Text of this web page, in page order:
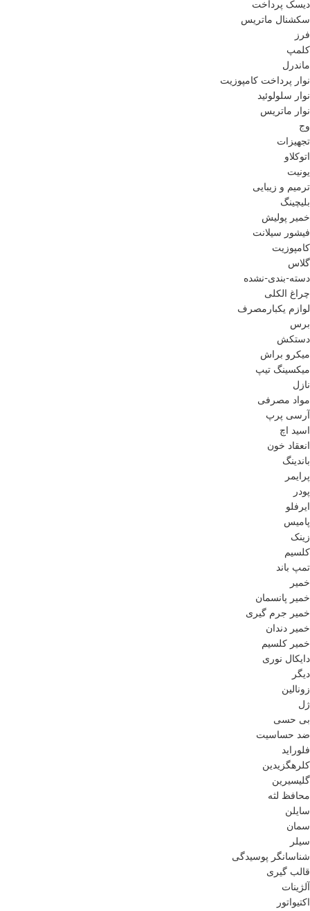
دیسک پرداخت
سکشنال ماتریس
فرز
کلمپ
ماندرل
نوار پرداخت کامپوزیت
نوار سلولوئید
نوار ماتریس
وج
تجهیزات
اتوکلاو
یونیت
ترمیم و زیبایی
بلیچینگ
خمیر پولیش
فیشور سیلانت
کامپوزیت
گلاس
دسته-بندی-نشده
چراغ الکلی
لوازم یکبارمصرف
برس
دستکش
میکرو براش
میکسینگ تیپ
نازل
مواد مصرفی
آرسی پرپ
اسید اچ
انعقاد خون
باندینگ
پرایمر
پودر
ایرفلو
پامیس
زینک
کلسیم
تمپ باند
خمیر
خمیر پانسمان
خمیر جرم گیری
خمیر دندان
خمیر کلسیم
دایکال نوری
دیگر
زونالین
ژل
بی حسی
ضد حساسیت
فلوراید
کلرهگزیدین
گلیسیرین
محافظ لثه
سایلن
سمان
سیلر
شناسانگر پوسیدگی
قالب گیری
آلژینات
اکتیواتور